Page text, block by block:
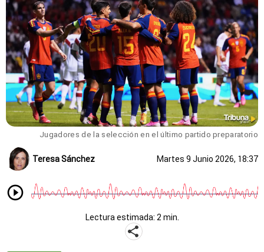
Jugadores de la selección en el último partido preparatorio
Teresa Sánchez Martes 9 Junio 2026, 18:37
Lectura estimada: 2 min.